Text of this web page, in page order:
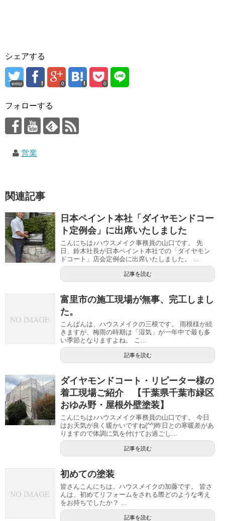
シェアする
error 0 0
フォローする
営業
関連記事
日本ペイント本社「ダイヤモンドコー
ト定例会」に出席いたしました
こんにちは♪ハウスメイク事務員の山口です。 先
日、鈴木社長が日本ペイント本社での「ダイヤモン
ドコート」店会定例会に出席いたしました。 ...
記事を読む
富里市の施工現場が無事、完工しまし
た。
こんばんは、ハウスメイクの三根です。 雨模様が続
きますが、梅雨の時期は「湿気」が一年中で最も多
い季節となりますよね。 こ...
記事を読む
ダイヤモンドコート・リピーター様の
着工現場ご紹介 【千葉県千葉市緑区
おゆみ野・屋根外壁塗装】
こんにちは♪ハウスメイク事務員の山口です。 今日
はお天気が良く暖かいですね(^^)昨日との寒暖差があ
りますので体調に気を付けてお過ごし...
記事を読む
初めての塗装
皆さんこんにちは。ハウスメイクの加藤です。 皆さ
んは、初めてリフォームをされる際どのような考え
をお持ちでしたか？ ...
記事を読む